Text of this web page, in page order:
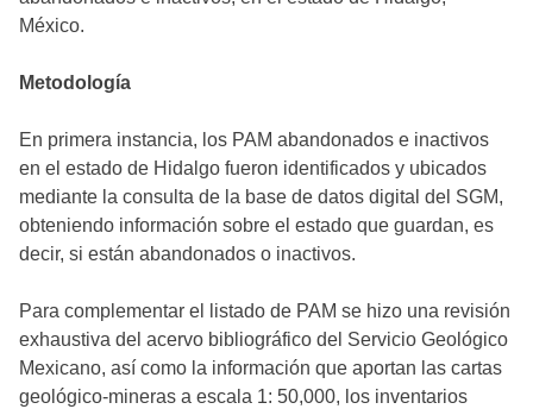
México.
Metodología
En primera instancia, los PAM abandonados e inactivos
en el estado de Hidalgo fueron identificados y ubicados
mediante la consulta de la base de datos digital del SGM,
obteniendo información sobre el estado que guardan, es
decir, si están abandonados o inactivos.
Para complementar el listado de PAM se hizo una revisión
exhaustiva del acervo bibliográfico del Servicio Geológico
Mexicano, así como la información que aportan las cartas
geológico-mineras a escala 1: 50,000, los inventarios